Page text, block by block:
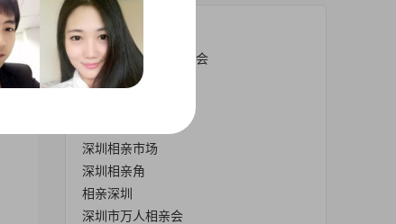
热门栏目
深圳市大型正规相亲会
深圳市相亲活动
深圳相亲市场
深圳相亲角
相亲深圳
深圳市万人相亲会